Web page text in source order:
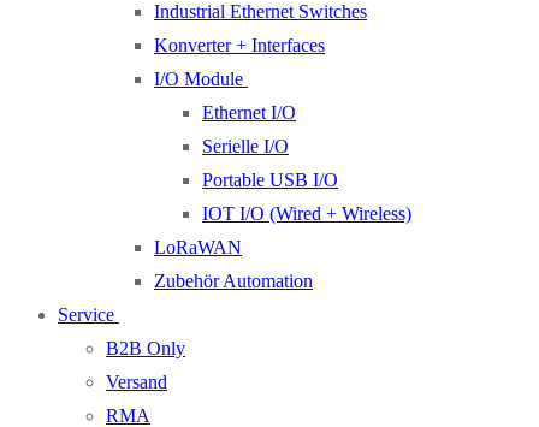
Industrial Ethernet Switches
Konverter + Interfaces
I/O Module
Ethernet I/O
Serielle I/O
Portable USB I/O
IOT I/O (Wired + Wireless)
LoRaWAN
Zubehör Automation
Service
B2B Only
Versand
RMA